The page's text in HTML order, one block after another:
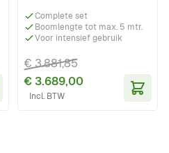
In Winkelwagen
Complete set
Boomlengte tot max. 5 mtr.
Voor intensief gebruik
€ 3.689,00
€ 3.881,85